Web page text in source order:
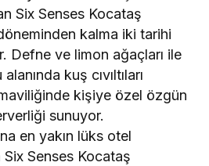
Six Senses Kocataş
kalma iki tarihi
Defne ve limon ağaçları ile
kuş cıvıltıları
kişiye özel özgün
sunuyor.
en yakın lüks otel
Senses Kocataş